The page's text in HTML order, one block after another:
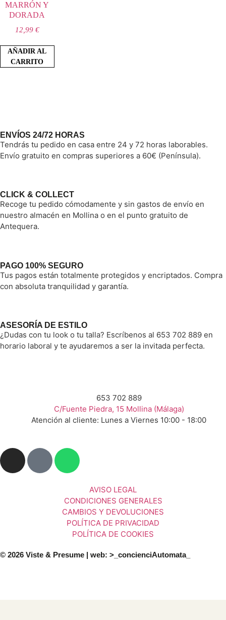
MARRÓN Y
DORADA
12,99 €
AÑADIR AL
CARRITO
ENVÍOS 24/72 HORAS
Tendrás tu pedido en casa entre 24 y 72 horas laborables.
Envío gratuito en compras superiores a 60€ (Península).
CLICK & COLLECT
Recoge tu pedido cómodamente y sin gastos de envío en
nuestro almacén en Mollina o en el punto gratuito de
Antequera.
PAGO 100% SEGURO
Tus pagos están totalmente protegidos y encriptados. Compra
con absoluta tranquilidad y garantía.
ASESORÍA DE ESTILO
¿Dudas con tu look o tu talla? Escríbenos al 653 702 889 en
horario laboral y te ayudaremos a ser la invitada perfecta.
653 702 889
C/Fuente Piedra, 15 Mollina (Málaga)
Atención al cliente: Lunes a Viernes 10:00 - 18:00
AVISO LEGAL
CONDICIONES GENERALES
CAMBIOS Y DEVOLUCIONES
POLÍTICA DE PRIVACIDAD
POLÍTICA DE COOKIES
© 2026 Viste & Presume | web: >_concienciAutomata_